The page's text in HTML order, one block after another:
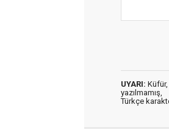
UYARI:
yazılmamış,
Türkçe